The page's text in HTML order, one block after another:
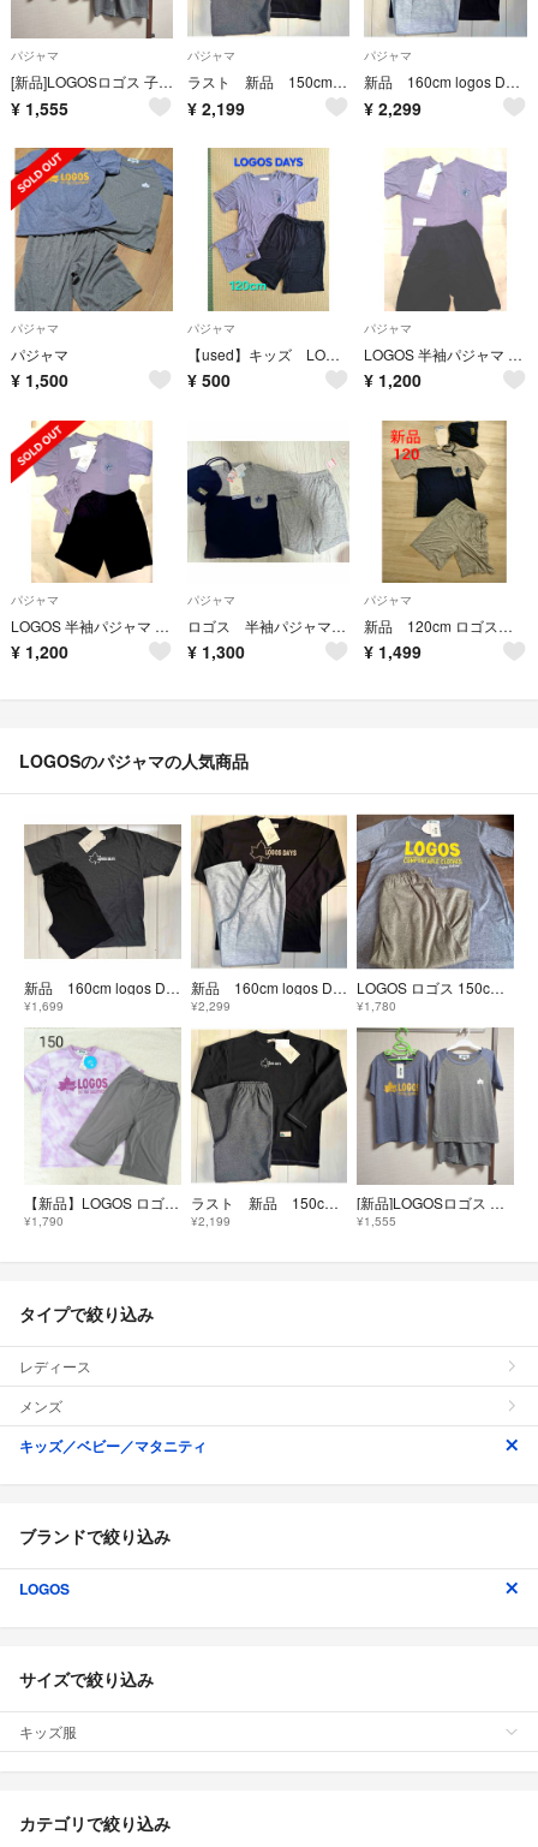
パジャマ
[新品]LOGOSロゴス 子供用 半袖パジャマ 120cm 3点セット
¥ 1,555
パジャマ
ラスト 新品 150cm logos Days ロゴス 裏起毛パジャマ カーキ
¥ 2,199
パジャマ
新品 160cm logos Days ロゴス 長袖パジャマ 黒
¥ 2,299
パジャマ
パジャマ
¥ 1,500
パジャマ
【used】キッズ LOGOS DAYS パジャマ上下セット&収納袋 120cm
¥ 500
パジャマ
LOGOS 半袖パジャマ 5分丈パンツ ポーチ付き 120cm
¥ 1,200
パジャマ
LOGOS 半袖パジャマ 5分丈パンツ ポーチ付き 130cm
¥ 1,200
パジャマ
ロゴス 半袖パジャマ 120
¥ 1,300
パジャマ
新品 120cm ロゴス パジャマ ３点セット
¥ 1,499
LOGOSのパジャマの人気商品
新品 160cm logos Days ロゴス 半袖パジャマ グレー
¥1,699
新品 160cm logos Days ロゴス 長袖パジャマ 黒
¥2,299
LOGOS ロゴス 150cm 新品 ドライ ルームウェア 吸水速乾 半袖
¥1,780
【新品】LOGOS ロゴス 半袖パジャマ 上下 150 パープル タイダイ柄
¥1,790
ラスト 新品 150cm logos Days ロゴス 裏起毛パジャマ カーキ
¥2,199
[新品]LOGOSロゴス 子供用 半袖パジャマ 120cm 3点セット
¥1,555
タイプで絞り込み
レディース
メンズ
キッズ／ベビー／マタニティ
ブランドで絞り込み
LOGOS
サイズで絞り込み
キッズ服
カテゴリで絞り込み